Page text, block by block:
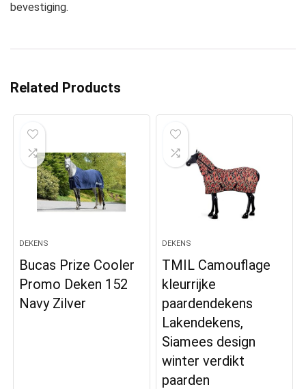
bevestiging.
Related Products
DEKENS
Bucas Prize Cooler
Promo Deken 152
Navy Zilver
DEKENS
TMIL Camouflage
kleurrijke
paardendekens
Lakendekens,
Siamees design
winter verdikt
paarden